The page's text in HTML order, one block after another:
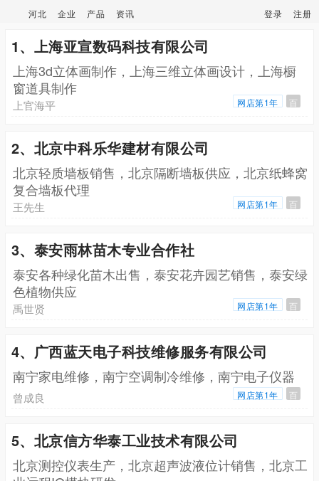
河北 企业 产品 资讯 登录 注册
1、上海亚宣数码科技有限公司
上海3d立体画制作，上海三维立体画设计，上海橱
窗道具制作
上官海平 网店第1年 百
2、北京中科乐华建材有限公司
北京轻质墙板销售，北京隔断墙板供应，北京纸蜂窝
复合墙板代理
王先生 网店第1年 百
3、泰安雨林苗木专业合作社
泰安各种绿化苗木出售，泰安花卉园艺销售，泰安绿
色植物供应
禹世贤 网店第1年 百
4、广西蓝天电子科技维修服务有限公司
南宁家电维修，南宁空调制冷维修，南宁电子仪器
曾成良 网店第1年 百
5、北京信方华泰工业技术有限公司
北京测控仪表生产，北京超声波液位计销售，北京工